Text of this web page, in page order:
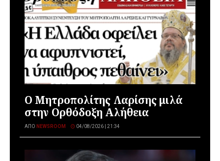
Ο Μητροπολίτης Λαρίσης μιλά
στην Ορθόδοξη Αλήθεια
ΑΠΌ NEWSROOM 04/08/2026 | 21:34